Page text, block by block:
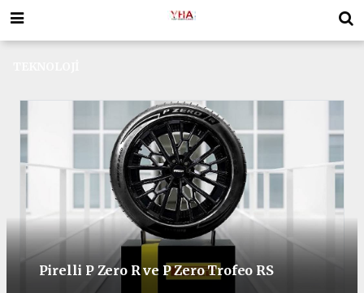
Pirelli P Zero R ve P Zero Trofeo RS